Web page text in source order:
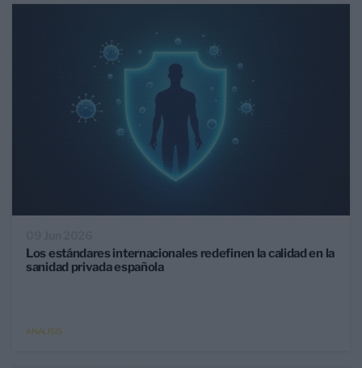
Los estándares internacionales redefinen la calidad en la
sanidad privada española
ANÁLISIS